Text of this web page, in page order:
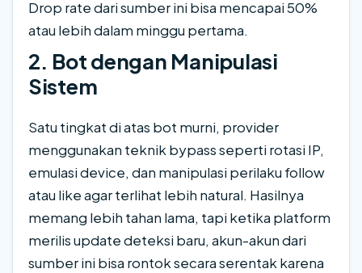
Drop rate dari sumber ini bisa mencapai 50%
atau lebih dalam minggu pertama.
2. Bot dengan Manipulasi
Sistem
Satu tingkat di atas bot murni, provider
menggunakan teknik bypass seperti rotasi IP,
emulasi device, dan manipulasi perilaku follow
atau like agar terlihat lebih natural. Hasilnya
memang lebih tahan lama, tapi ketika platform
merilis update deteksi baru, akun-akun dari
sumber ini bisa rontok secara serentak karena